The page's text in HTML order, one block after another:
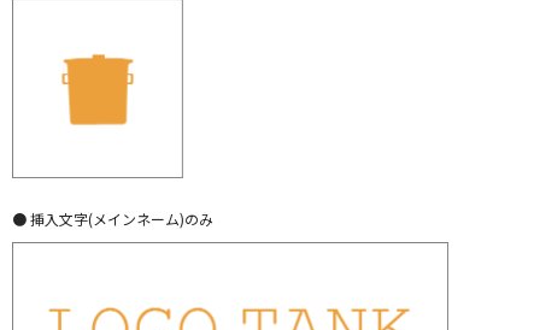
● 挿入文字(メインネーム)のみ